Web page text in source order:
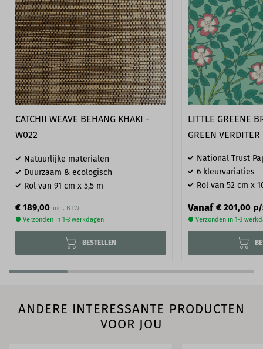
CATCHII WEAVE BEHANG KHAKI -
W022
Natuurlijke materialen
Duurzaam & ecologisch
Rol van 91 cm x 5,5 m
€ 189,00
● Verzonden in 1-3 werkdagen
BESTELLEN
LITTLE GREENE
GREEN VERDITER
National Trust
6 kleurvariaties
Rol van 52 cm x
Vanaf € 201,00
● Verzonden in 1-3
ANDERE INTERESSANTE PRODUCTEN
VOOR JOU